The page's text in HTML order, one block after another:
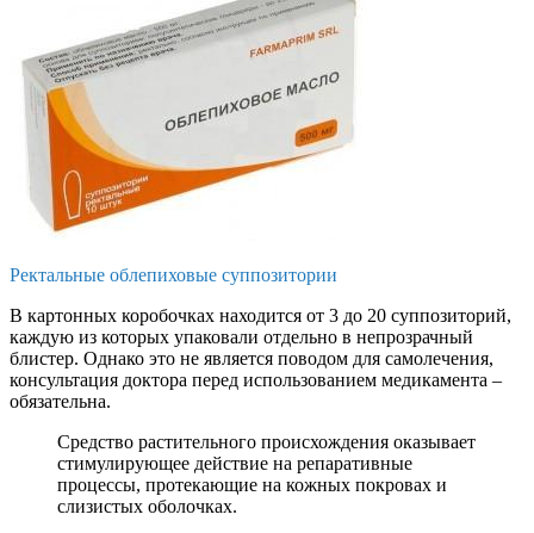
Ректальные облепиховые суппозитории
В картонных коробочках находится от 3 до 20 суппозиторий,
каждую из которых упаковали отдельно в непрозрачный
блистер. Однако это не является поводом для самолечения,
консультация доктора перед использованием медикамента –
обязательна.
Средство растительного происхождения оказывает
стимулирующее действие на репаративные
процессы, протекающие на кожных покровах и
слизистых оболочках.